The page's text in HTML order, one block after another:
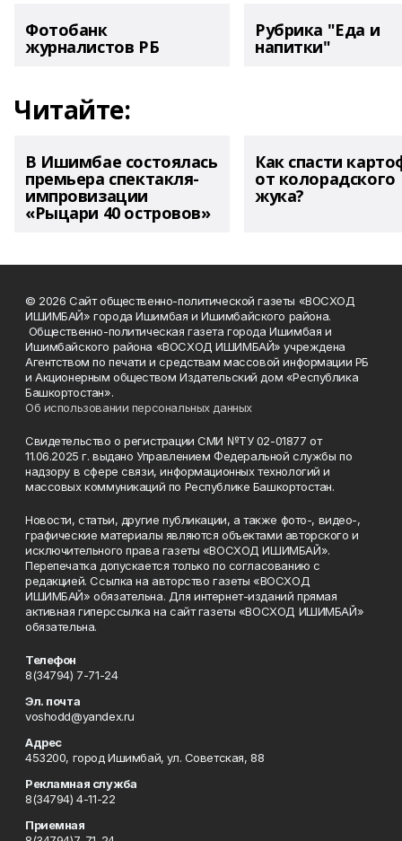
Фотобанк
журналистов РБ
Рубрика "Еда и
напитки"
Читайте:
В Ишимбае состоялась
премьера спектакля-
импровизации
«Рыцари 40 островов»
Как спасти
от колорадского
жука?
© 2026 Сайт общественно-политической газеты «ВОСХОД
ИШИМБАЙ» города Ишимбая и Ишимбайского района.
Общественно-политическая газета города Ишимбая и
Ишимбайского района «ВОСХОД ИШИМБАЙ» учреждена
Агентством по печати и средствам массовой информации РБ
и Акционерным обществом Издательский дом «Республика
Башкортостан».
Об использовании персональных данных
Свидетельство о регистрации СМИ №ТУ 02-01877 от
11.06.2025 г. выдано Управлением Федеральной службы по
надзору в сфере связи, информационных технологий и
массовых коммуникаций по Республике Башкортостан.
Новости, статьи, другие публикации, а также фото-, видео-,
графические материалы являются объектами авторского и
исключительного права газеты «ВОСХОД ИШИМБАЙ».
Перепечатка допускается только по согласованию с
редакцией. Ссылка на авторство газеты «ВОСХОД
ИШИМБАЙ» обязательна. Для интернет-изданий прямая
активная гиперссылка на сайт газеты «ВОСХОД ИШИМБАЙ»
обязательна.
Телефон
8(34794) 7-71-24
Эл. почта
voshodd@yandex.ru
Адрес
453200, город Ишимбай, ул. Советская, 88
Рекламная служба
8(34794) 4-11-22
Приемная